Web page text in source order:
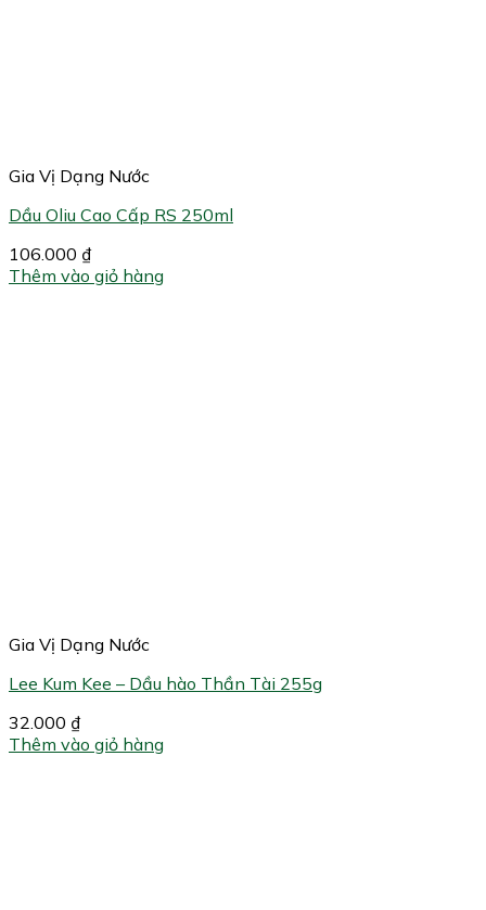
Gia Vị Dạng Nước
Dầu Oliu Cao Cấp RS 250ml
106.000 ₫
Thêm vào giỏ hàng
Gia Vị Dạng Nước
Lee Kum Kee – Dầu hào Thần Tài 255g
32.000 ₫
Thêm vào giỏ hàng